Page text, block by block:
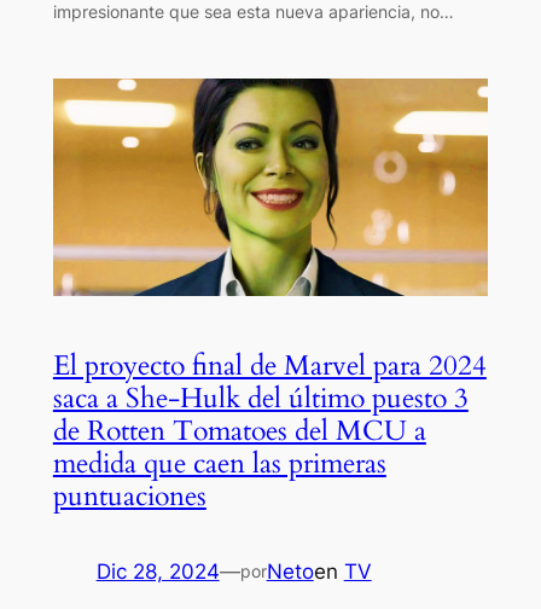
impresionante que sea esta nueva apariencia, no…
El proyecto final de Marvel para 2024
saca a She-Hulk del último puesto 3
de Rotten Tomatoes del MCU a
medida que caen las primeras
puntuaciones
Dic 28, 2024—porNetoen TV